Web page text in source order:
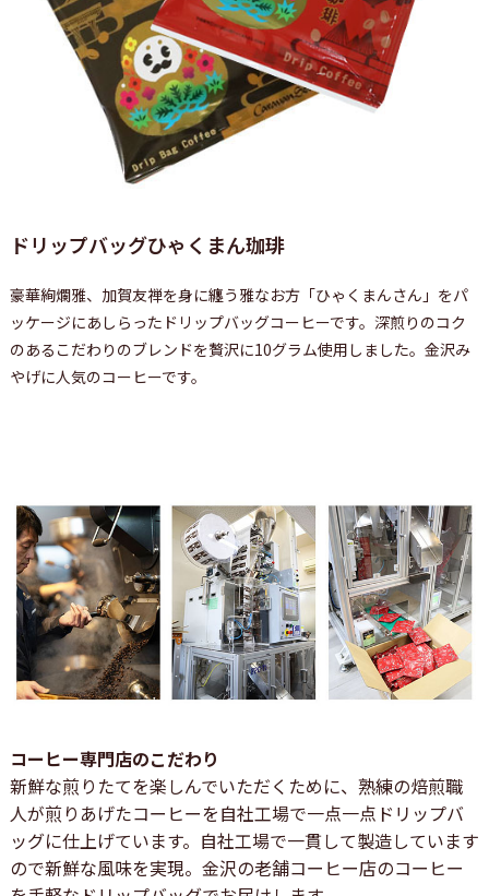
ドリップバッグひゃくまん珈琲
豪華絢爛雅、加賀友禅を身に纏う雅なお方「ひゃくまんさん」をパ
ッケージにあしらったドリップバッグコーヒーです。深煎りのコク
のあるこだわりのブレンドを贅沢に10グラム使用しました。金沢み
やげに人気のコーヒーです。
コーヒー専門店のこだわり
新鮮な煎りたてを楽しんでいただくために、熟練の焙煎職
人が煎りあげたコーヒーを自社工場で一点一点ドリップバ
ッグに仕上げています。自社工場で一貫して製造しています
ので新鮮な風味を実現。金沢の老舗コーヒー店のコーヒー